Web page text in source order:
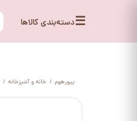
☰دسته‌بندی کالاها
پیورهوم خانه و آشپزخانه